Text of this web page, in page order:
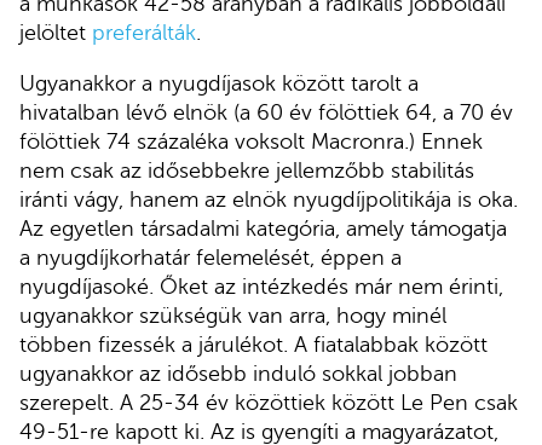
jelöltet preferálták.
Ugyanakkor a nyugdíjasok között tarolt a
hivatalban lévő elnök (a 60 év fölöttiek 64, a 70 év
fölöttiek 74 százaléka voksolt Macronra.) Ennek
nem csak az idősebbekre jellemzőbb stabilitás
iránti vágy, hanem az elnök nyugdíjpolitikája is oka.
Az egyetlen társadalmi kategória, amely támogatja
a nyugdíjkorhatár felemelését, éppen a
nyugdíjasoké. Őket az intézkedés már nem érinti,
ugyanakkor szükségük van arra, hogy minél
többen fizessék a járulékot. A fiatalabbak között
ugyanakkor az idősebb induló sokkal jobban
szerepelt. A 25-34 év közöttiek között Le Pen csak
49-51-re kapott ki. Az is gyengíti a magyarázatot,